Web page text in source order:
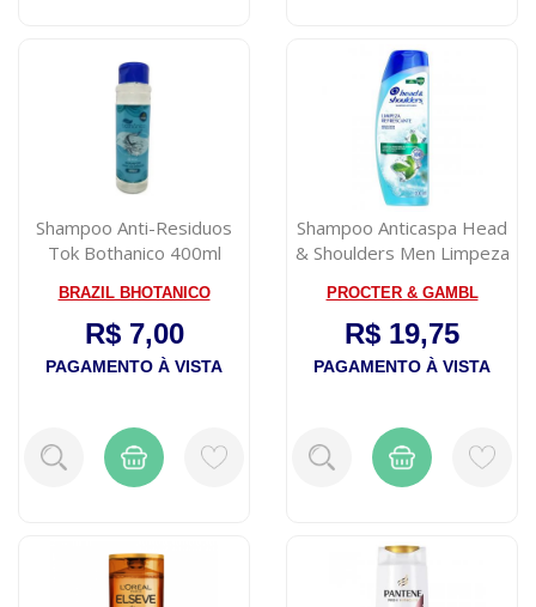
Shampoo Anti-Residuos
Tok Bothanico 400ml
BRAZIL BHOTANICO
R$ 7,00
PAGAMENTO À VISTA
Shampoo Anticaspa Head
& Shoulders Men Limpeza
PROCTER & GAMBL
R$ 19,75
PAGAMENTO À VISTA